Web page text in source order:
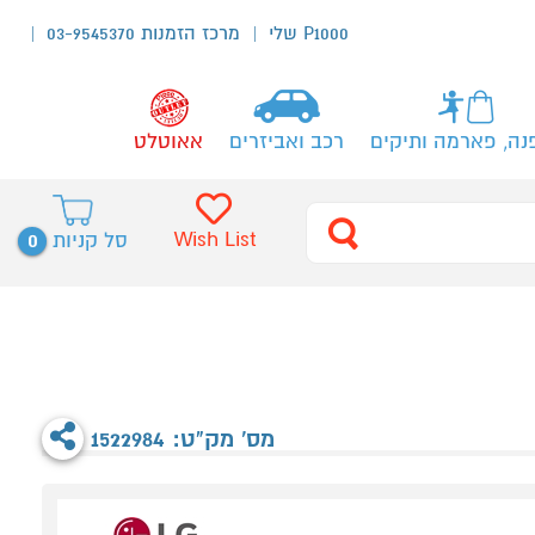
P1000 שלי מרכז הזמנות 03-9545370
פארמה ותיקים רכב ואביזרים אאוטלט
סל קניות 0 Wish List
מס' מק"ט: 1522984